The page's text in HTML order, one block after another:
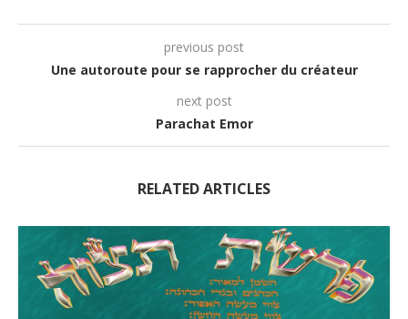
previous post
Une autoroute pour se rapprocher du créateur
next post
Parachat Emor
RELATED ARTICLES